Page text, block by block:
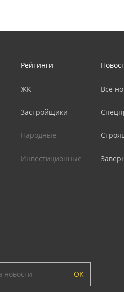
Рейтинги
ЖК
Застройщики
Народные
Инвестиционные
Все
ОК